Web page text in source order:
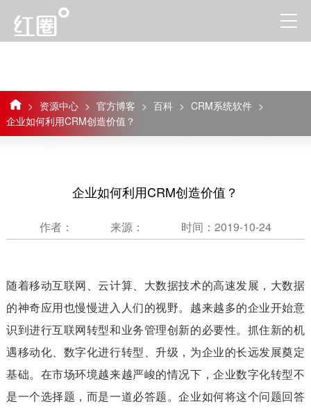
> 资源中心 > 官方博客 > 百科 > CRM系统软件 >
企业如何利用CRM创造价值？
企业如何利用CRM创造价值？
作者： 来源： 时间：2019-10-24
随着移动互联网、云计算、大数据技术的高速发展，大数据
的神奇应用也慢慢进入人们的视野。越来越多的企业开始意
识到进行互联网转型和业务管理创新的必要性。抓住新的机
遇移动化、数字化进行转型、升级，为企业的长远发展奠定
基础。在市场环境越来越严峻的情况下，企业数字化转型不
是一个选择题，而是一道必答题。企业如何将这个问题回答